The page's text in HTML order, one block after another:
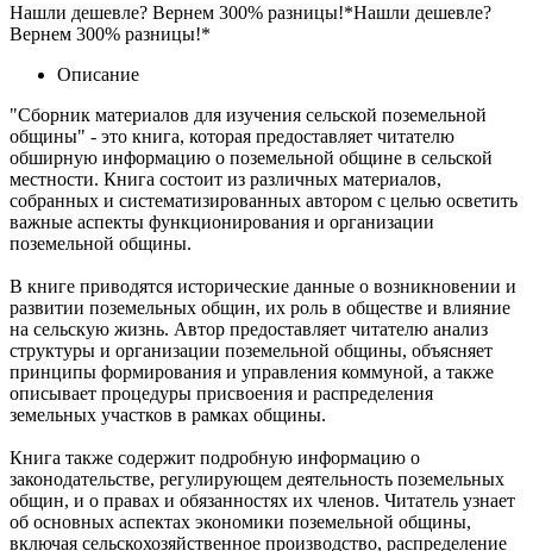
Нашли дешевле? Вернем 300% разницы!*Нашли дешевле?
Вернем 300% разницы!*
Описание
"Сборник материалов для изучения сельской поземельной
общины" - это книга, которая предоставляет читателю
обширную информацию о поземельной общине в сельской
местности. Книга состоит из различных материалов,
собранных и систематизированных автором с целью осветить
важные аспекты функционирования и организации
поземельной общины.
В книге приводятся исторические данные о возникновении и
развитии поземельных общин, их роль в обществе и влияние
на сельскую жизнь. Автор предоставляет читателю анализ
структуры и организации поземельной общины, объясняет
принципы формирования и управления коммуной, а также
описывает процедуры присвоения и распределения
земельных участков в рамках общины.
Книга также содержит подробную информацию о
законодательстве, регулирующем деятельность поземельных
общин, и о правах и обязанностях их членов. Читатель узнает
об основных аспектах экономики поземельной общины,
включая сельскохозяйственное производство, распределение